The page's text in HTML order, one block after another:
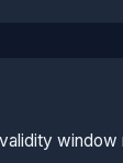
window